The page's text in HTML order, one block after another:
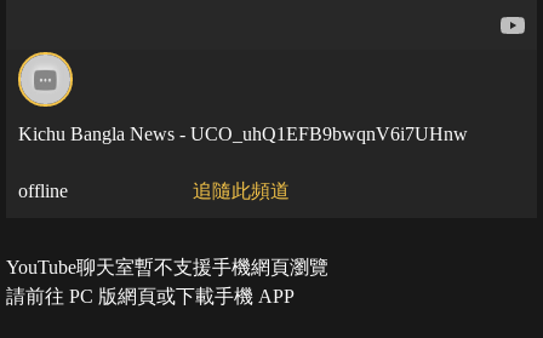
Kichu Bangla News - UCO_uhQ1EFB9bwqnV6i7UHnw
offline 追隨此頻道
YouTube聊天室暫不支援手機網頁瀏覽
請前往 PC 版網頁或下載手機 APP